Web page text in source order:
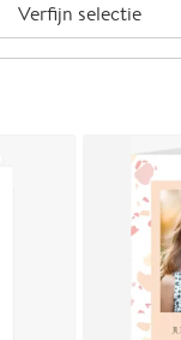
Verfijn selectie